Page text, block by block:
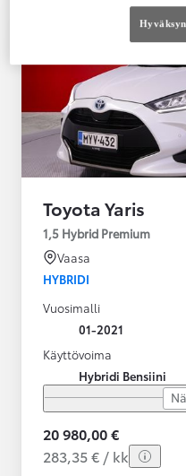
Toyota Yaris
1,5 Hybrid Premium
Vaasa
HYBRIDI
Vuosimalli
01-2021
Käyttövoima
Hybridi Bensiini
20 980,00 €
283,35 € / kk